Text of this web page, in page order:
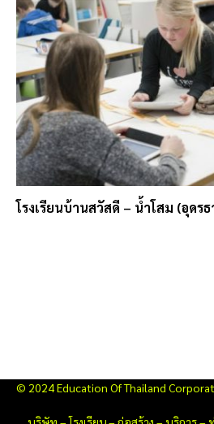
โรงเรียนบ้านสวัสดี – น้ำโสม (อุดร
© 2024 Education Of Thailand